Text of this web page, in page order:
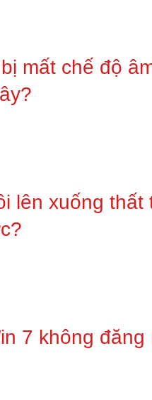
mất chế độ
lên xuống
7 không